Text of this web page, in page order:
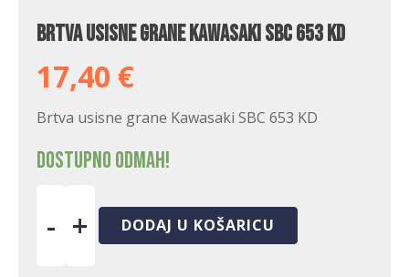
Brtva usisne grane Kawasaki SBC 653 KD
17,40 €
Brtva usisne grane Kawasaki SBC 653 KD
Dostupno odmah!
- + DODAJ U KOŠARICU